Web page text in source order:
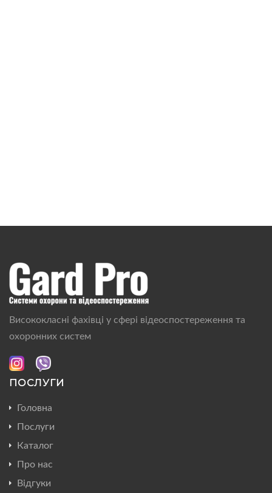
Висококласні фахівці у сфері відеоспостереження та
охоронних систем
ПОСЛУГИ
Головна
Послуги
Каталог
Про нас
Відгуки